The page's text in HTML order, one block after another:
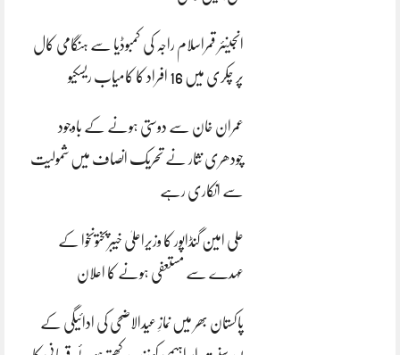
انجینئر قمراسلام راجہ کی کمبوڈیا سے ہنگامی کال
پر چکری میں 16 افراد کا کامیاب ریسکیو
عمران خان سے دوستی ہونے کے باوجود
چودھری نثار نے تحریک انصاف میں شمولیت
سے انکاری رہے
علی امین گنڈاپور کا وزیراعلیٰ خیبرپختونخوا کے
عہدے سے مستعفی ہونے کا اعلان
پاکستان بھر میں نمازِ عیدالاضحی کی ادائیگی کے